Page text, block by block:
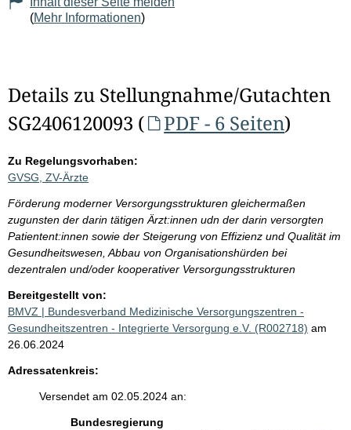
(Mehr Informationen)
Details zu Stellungnahme/Gutachten
SG2406120093 (
PDF - 6 Seiten)
Zu Regelungsvorhaben:
GVSG, ZV-Ärzte
Förderung moderner Versorgungsstrukturen gleichermaßen
zugunsten der darin tätigen Ärzt:innen udn der darin versorgten
Patientent:innen sowie der Steigerung von Effizienz und Qualität im
Gesundheitswesen, Abbau von Organisationshürden bei
dezentralen und/oder kooperativer Versorgungsstrukturen
Bereitgestellt von:
BMVZ | Bundesverband Medizinische Versorgungszentren -
Gesundheitszentren - Integrierte Versorgung e.V. (R002718) am
26.06.2024
Adressatenkreis:
Versendet am 02.05.2024 an:
Bundesregierung